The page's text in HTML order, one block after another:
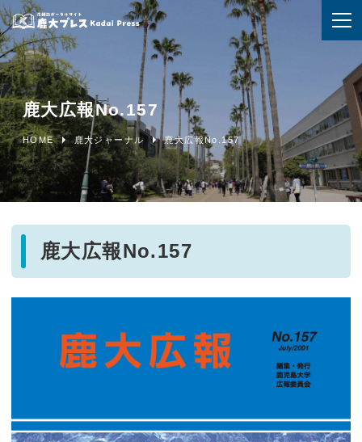
鹿大広報No.157
HOME 鹿大ジャーナル 鹿大広報No.157
鹿大広報No.157